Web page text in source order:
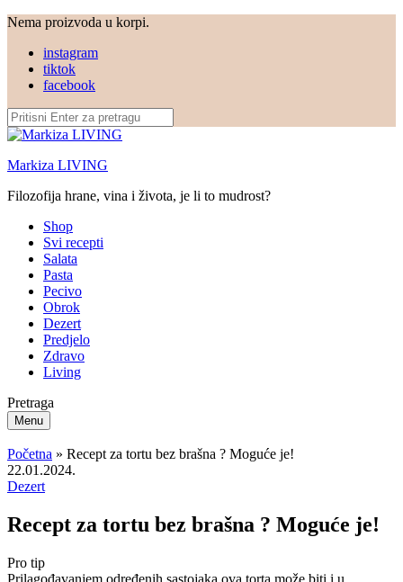
Nema proizvoda u korpi.
instagram
tiktok
facebook
Markiza LIVING
Filozofija hrane, vina i života, je li to mudrost?
Shop
Svi recepti
Salata
Pasta
Pecivo
Obrok
Dezert
Predjelo
Zdravo
Living
Pretraga
Menu
Početna » Recept za tortu bez brašna ? Moguće je!
22.01.2024.
Dezert
Recept za tortu bez brašna ? Moguće je!
Pro tip
Prilagođavanjem određenih sastojaka ova torta može biti i u